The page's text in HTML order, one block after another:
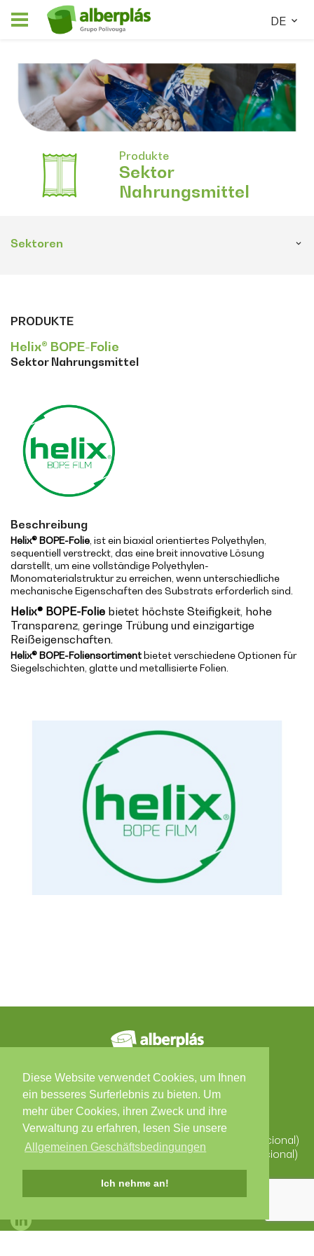
Diese Website verwendet Cookies, um Ihnen
ein besseres Surferlebnis zu bieten. Um
mehr über Cookies, ihren Zweck und ihre
Verwaltung zu erfahren, lesen Sie unsere
Allgemeinen Geschäftsbedingungen
Ich nehme an!
DE
Produkte
Sektor
Nahrungsmittel
Sektoren
PRODUKTE
Helix® BOPE-Folie
Sektor Nahrungsmittel
Beschreibung
Helix® BOPE-Folie , ist ein biaxial orientiertes Polyethylen,
sequentiell verstreckt, das eine breit innovative Lösung
darstellt, um eine vollständige Polyethylen-
Monomaterialstruktur zu erreichen, wenn unterschiedliche
mechanische Eigenschaften des Substrats erforderlich sind.
Helix® BOPE-Folie bietet höchste Steifigkeit, hohe
Transparenz, geringe Trübung und einzigartige
Reißeigenschaften.
Helix® BOPE-Foliensortimentbietet verschiedene Optionen für
Siegelschichten, glatte und metallisierte Folien.
Kontakte
Zona Industrial, Arruamento C - Lote 56, 3850-184
ALBERGARIA-A-VELHA
Portugal
T. +351 234 529 340 (Chamada para a rede fixa nacional)
F. +351 234 523 827 (Chamada para a rede fixa nacional)
alberplas@alberplas.pt